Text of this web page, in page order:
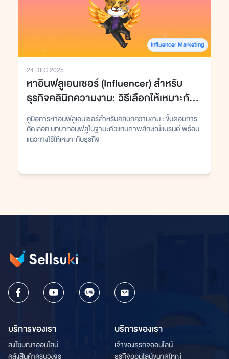
Influencer Marketing
24 DEC 2025
หาอินฟลูเอนเซอร์ (Influencer) สำหรับ
ธุรกิจคลินิกความงาม: วิธีเลือกให้เหมาะกับ
แบรนด์และงบการตลาด
คู่มือการหาอินฟลูเอนเซอร์สำหรับคลินิกความงาม : ขั้นตอนการ
คัดเลือก บทบาทอินฟลูในฐานะตัวแทนภาพลักษณ์แบรนด์ พร้อม
แนวทางใช้ให้เหมาะกับธุรกิจ
บริการของเรา
ลงโฆษณาออนไลน์
คลังสินค้าครบวงจร
บริการของเรา
เจ้าของธุรกิจออนไลน์
ธุรกิจออนไลน์ขนาดใหญ่